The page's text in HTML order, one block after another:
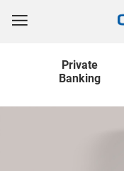
Private
Banking